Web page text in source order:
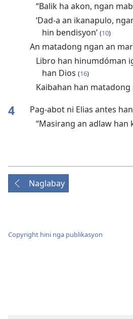
“Balik ha akon, ngan
‘Dad-a an ikanapulo,
hin bendisyon’ (10)
An matadong ngan an
Libro han hinumdóman
han Dios (16)
Kaibahan han
4 Pag-abot ni Elias antes
“Masirang an adlaw han
Naglabay
Copyright hini nga publikasyon